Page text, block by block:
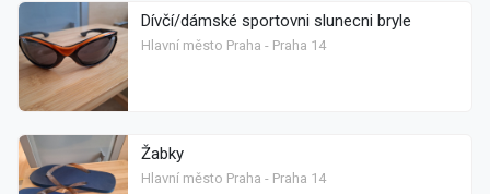
Dívčí/dámské sportovni slunecni bryle
Hlavní město Praha - Praha 14
Žabky
Hlavní město Praha - Praha 14